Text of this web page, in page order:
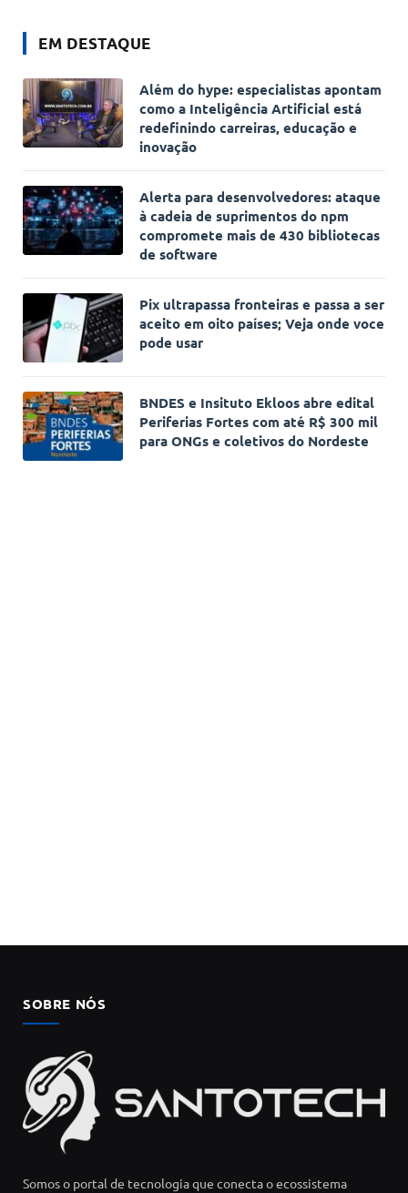
EM DESTAQUE
Além do hype: especialistas apontam
como a Inteligência Artificial está
redefinindo carreiras, educação e
inovação
Alerta para desenvolvedores: ataque
à cadeia de suprimentos do npm
compromete mais de 430 bibliotecas
de software
Pix ultrapassa fronteiras e passa a ser
aceito em oito países; Veja onde voce
pode usar
BNDES e Insituto Ekloos abre edital
Periferias Fortes com até R$ 300 mil
para ONGs e coletivos do Nordeste
SOBRE NÓS
Somos o portal de tecnologia que conecta o ecossistema